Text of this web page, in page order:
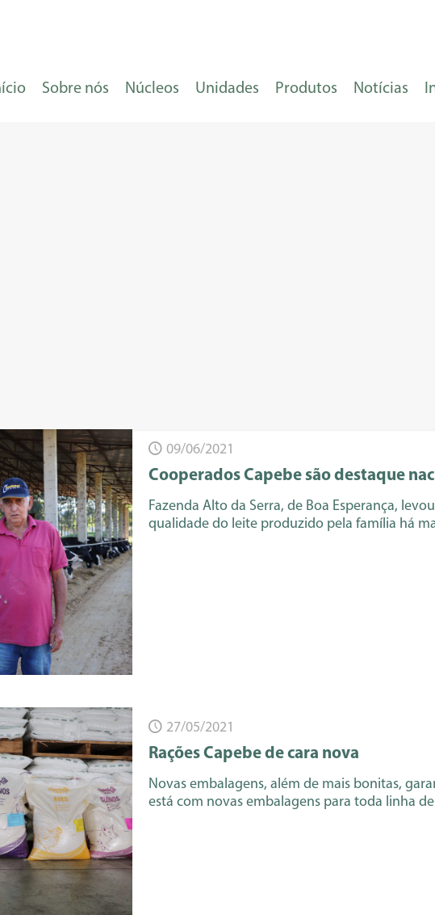
Sobre nós Núcleos Unidades Produtos Notícias
09/06/2021
Cooperados Capebe são destaque
Fazenda Alto da Serra, de Boa Esperança,
qualidade do leite produzido pela família há
27/05/2021
Rações Capebe de cara nova
Novas embalagens, além de mais bonitas,
está com novas embalagens para toda linha